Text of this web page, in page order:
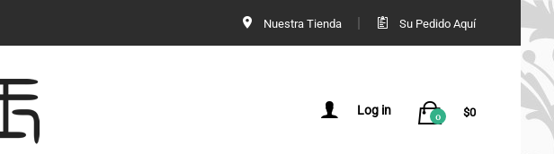
Su Pedido Aquí
Nuestra Tienda
0 $0
Log in